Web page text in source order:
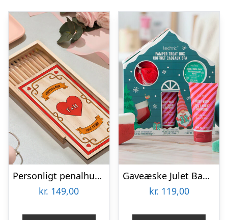
Personligt penalhus med Retrodesign
kr. 149,00
Gaveæske Julet Bade Sæt
kr. 119,00